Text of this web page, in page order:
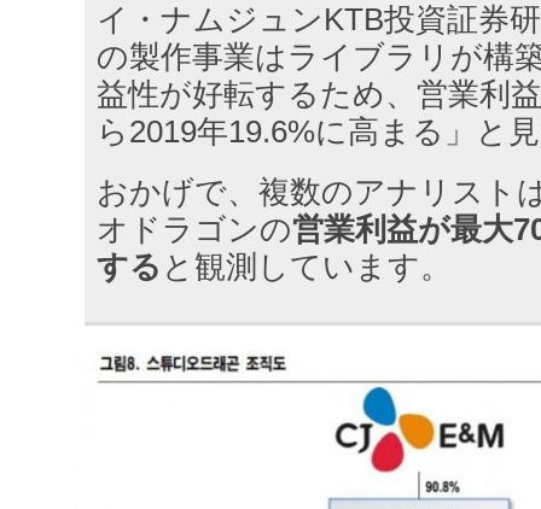
イ・ナムジュンKTB投資証券
の製作事業はライブラリが構
益性が好転するため、営業利
ら2019年19.6%に高まる」と
おかげで、複数のアナリスト
オドラゴンの営業利益が最大
する と観測しています。